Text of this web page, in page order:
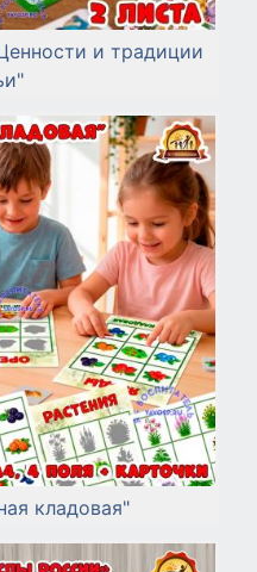
и традиции
кладовая"